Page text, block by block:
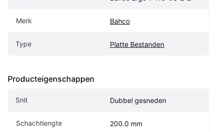
Merk Bahco
Type Platte Bestanden
Producteigenschappen
Snit Dubbel gesneden
Schachtlengte 200.0 mm